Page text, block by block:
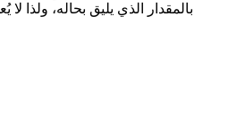
بالمقدار الذي يليق بحاله، ولذا